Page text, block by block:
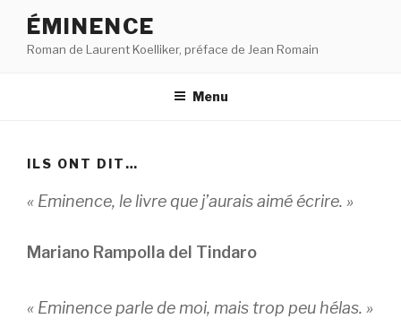
contenu
ÉMINENCE
Roman de Laurent Koelliker, préface de Jean Romain
Menu
ILS ONT DIT…
« Eminence, le livre que j’aurais aimé écrire. »
Mariano Rampolla del Tindaro
« Eminence parle de moi, mais trop peu hélas. »